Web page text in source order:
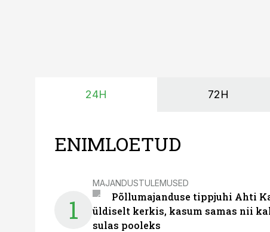
24H 72H
ENIMLOETUD
1
MAJANDUSTULEMUSED
Põllumajanduse tippjuhi Ahti
üldiselt kerkis, kasum samas nii
sulas pooleks